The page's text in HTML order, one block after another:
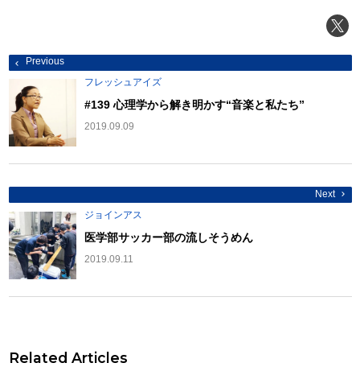
投
稿
ビ
ゲ
ー
シ
ョ
ン
Previous
フレッシュアイズ
#139 心理学から解き明かす“音楽と私たち”
2019.09.09
Next
ジョインアス
医学部サッカー部の流しそうめん
2019.09.11
Related Articles